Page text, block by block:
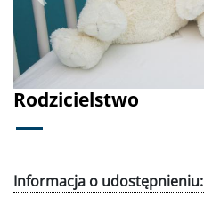
Rodzicielstwo
Poprzednie
Informacja o udostępnieniu: